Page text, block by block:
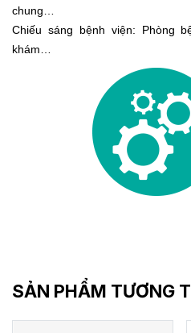
chung…
Chiếu sáng bệnh viện: Phòng
khám…
SẢN PHẨM TƯƠNG